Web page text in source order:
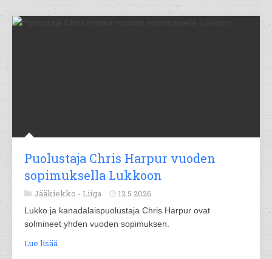
Puolustaja Chris Harpur vuoden
sopimuksella Lukkoon
Jääkiekko - Liiga 12.5.2026
Lukko ja kanadalaispuolustaja Chris Harpur ovat
solmineet yhden vuoden sopimuksen.
Lue lisää